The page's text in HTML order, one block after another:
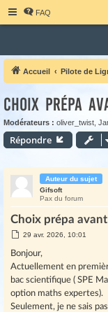
FAQ
Accueil Pilote de
Choix prépa
Modérateurs : oliver_twist
Répondre
Auteur du sujet
Gifsoft
Pax du forum
Choix prépa
M
s
s
a
e
29 avr. 2026, 10:01
Bonjour,
Actuellement en
bac scientifique ( SPE
option maths expertes).
Seulement, je ne sais